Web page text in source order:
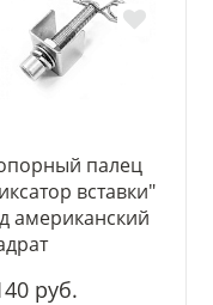
палец
вставки"
американский
руб.